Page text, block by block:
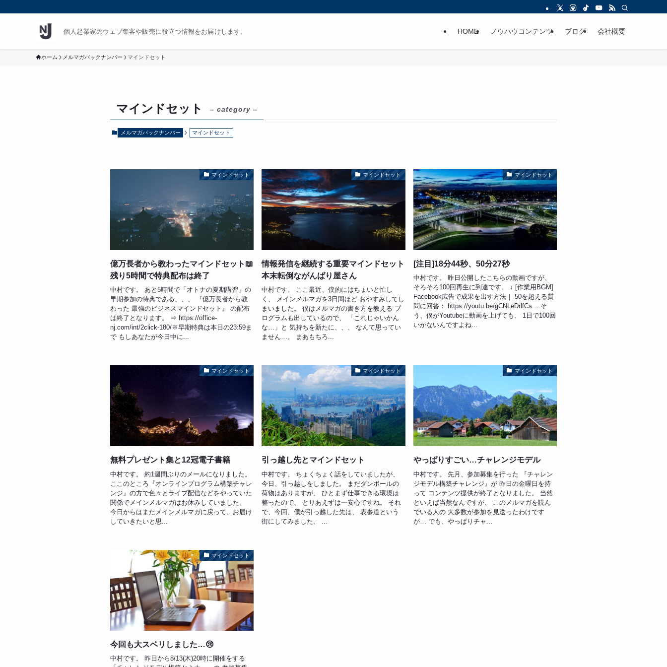
個人起業家のウェブ集客や販売に役立つ情報をお届けします。 HOME ノウハウコンテンツ ブログ 会社概要
ホーム メルマガバックナンバー マインドセット
マインドセット – category –
メルマガバックナンバー マインドセット
マインドセット
億万長者から教わったマインドセット📖
残り5時間で特典配布は終了
中村です。 あと5時間で「オトナの夏期講習」の
早期参加の特典である、、、 『億万長者から教
わった 最強のビジネスマインドセット』 の配布
は終了となります。 ⇒ https://office-
nj.com/int/2click-180/※早期特典は本日の23:59ま
で もしあなたが今日中に...
マインドセット
情報発信を継続する重要マインドセット
本末転倒ながんばり屋さん
中村です。 ここ最近、僕的にはちょいと忙し
く、 メインメルマガを3日間ほど おやすみしてし
まいました。 僕はメルマガの書き方を教える プ
ログラムも出しているので、 「これじゃいかん
な…」と 気持ちを新たに、、、 なんて思ってい
ません…。 まあもちろ...
マインドセット
[注目]18分44秒、50分27秒
中村です。 昨日公開したこちらの動画ですが、
そろそろ100回再生に到達です。 ↓ [作業用BGM]
Facebook広告で成果を出す方法｜ 50を超える質
問に回答： https://youtu.be/gCNLeDrlfCs …そ
う、僕がYoutubeに動画を上げても、 1日で100回
いかないんですよね...
マインドセット
無料プレゼント集と12冠電子書籍
中村です。 約1週間ぶりのメールになりました。
ここのところ『オンラインプログラム構築チャレ
ンジ』の方で色々とライブ配信などをやっていた
関係でメインメルマガはお休みしていました。
今日からはまたメインメルマガに戻って、お届け
していきたいと思...
マインドセット
引っ越し先とマインドセット
中村です。 ちょくちょく話をしていましたが、
今日、引っ越しをしました。 まだダンボールの
荷物はありますが、 ひとまず仕事できる環境は
整ったので、 とりあえずは一安心ですね。 それ
で、今回、僕が引っ越した先は、 表参道という
街にしてみました。 ...
マインドセット
やっぱりすごい…チャレンジモデル
中村です。 先月、参加募集を行った 『チャレン
ジモデル構築チャレンジ』が 昨日の金曜日を持
って コンテンツ提供が終了となりました。 当然
といえば当然なんですが、 このメルマガを読ん
でいる人の 大多数が参加を見送ったわけです
が… でも、やっぱりチャ...
マインドセット
今回も大スベリしました…😢
中村です。 昨日から8/13(木)20時に開催をする